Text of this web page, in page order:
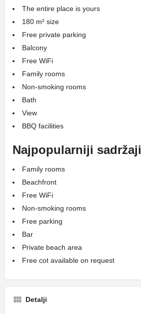
The entire place is yours
180 m² size
Free private parking
Balcony
Free WiFi
Family rooms
Non-smoking rooms
Bath
View
BBQ facilities
Najpopularniji sadržaji
Family rooms
Beachfront
Free WiFi
Non-smoking rooms
Free parking
Bar
Private beach area
Free cot available on request
Detalji